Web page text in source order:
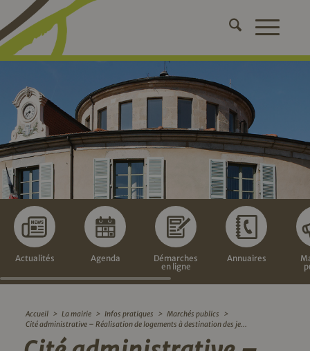
Actualités Agenda
Démarches
en ligne
Annuaires
Accueil > La mairie > Infos pratiques > Marchés publics
>
Cité administrative – Réalisation de logements à destination des je...